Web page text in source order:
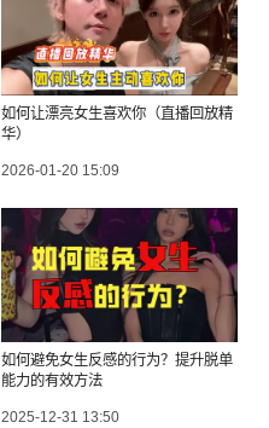
如何让漂亮女生喜欢你（直播回放精
华）
2026-01-20 15:09
如何避免女生反感的行为？提升脱单
能力的有效方法
2025-12-31 13:50